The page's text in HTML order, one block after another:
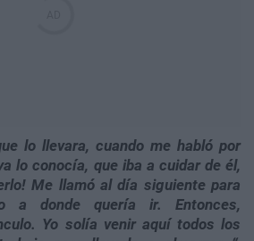
lo llevara, cuando me habló por
lo conocía, que iba a cuidar de él,
Me llamó al día siguiente para
a donde quería ir. Entonces,
Yo solía venir aquí todos los